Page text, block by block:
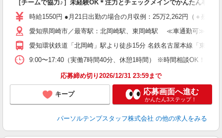
［チームで協力♪］未経験OK＊注力とチェックメインでかんたん事務
時給1550円 ●月21日出勤の場合の月収例：25万2,262円（＋残業代
愛知県岡崎市／最寄駅：北岡崎駅、東岡崎駅 ≪車通勤可≫ 駐車
愛知環状鉄道「北岡崎」駅より徒歩15分 名鉄名古屋本線「東岡崎
9:00〜17:40（実働7時間40分、休憩1時間） ※時間相談OK！ ち
応募締め切り2026/12/31 23:59まで
キープ 応募画面へ進む
かんたん3ステップ！
パーソルテンプスタッフ株式会社 の他の求人をみる